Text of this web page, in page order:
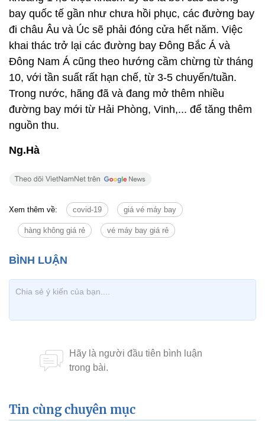
bay quốc tế gần như chưa hồi phục, các đường bay
đi châu Âu và Úc sẽ phải đóng cửa hết năm. Việc
khai thác trở lại các đường bay Đông Bắc Á và
Đông Nam Á cũng theo hướng cầm chừng từ tháng
10, với tần suất rất hạn chế, từ 3-5 chuyến/tuần.
Trong nước, hãng đã và đang mở thêm nhiều
đường bay mới từ Hải Phòng, Vinh,... để tăng thêm
nguồn thu.
Ng.Hà
Xem thêm về: covid-19 giá vé máy bay
hàng không giá rẻ vé máy bay giá rẻ
Tin cùng chuyên mục